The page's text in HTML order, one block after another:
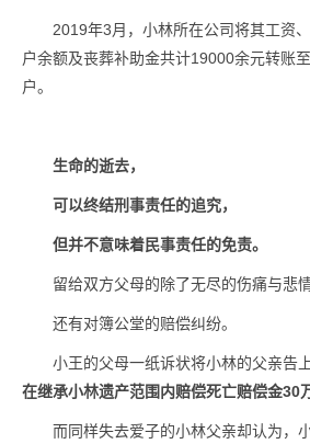
2019年3月，小林所在公司将其工资
户余额及丧葬补助金共计19000余元转账
户。
生命的逝去，
可以终结刑事责任的追究，
但并不意味着民事责任的免责。
留给双方父母的除了无尽的伤痛与悲情
还有对簿公堂的赔偿纠纷。
小王的父母一纸诉状将小林的父亲告上
在继承小林遗产范围内赔偿死亡赔偿金30
而同样失去爱子的小林父亲却认为，